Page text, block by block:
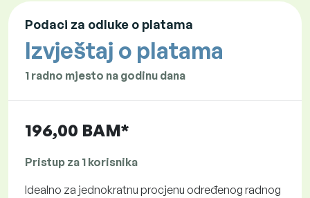
Podaci za odluke o platama
Izvještaj o platama
1 radno mjesto na godinu dana
196,00 BAM*
Pristup za 1 korisnika
Idealno za jednokratnu procjenu određenog radnog